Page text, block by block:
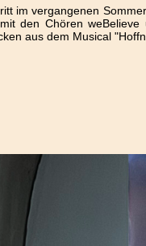
im vergangenen
den Chören weBelieve
aus dem Musical